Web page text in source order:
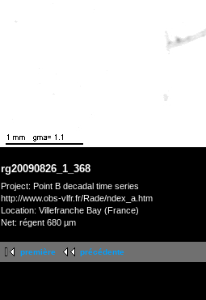
rg20090826_1_368
Project: Point B decadal time series
http://www.obs-vlfr.fr/Rade/ndex_a.htm
Location: Villefranche Bay (France)
Net: régent 680 µm
première précédente